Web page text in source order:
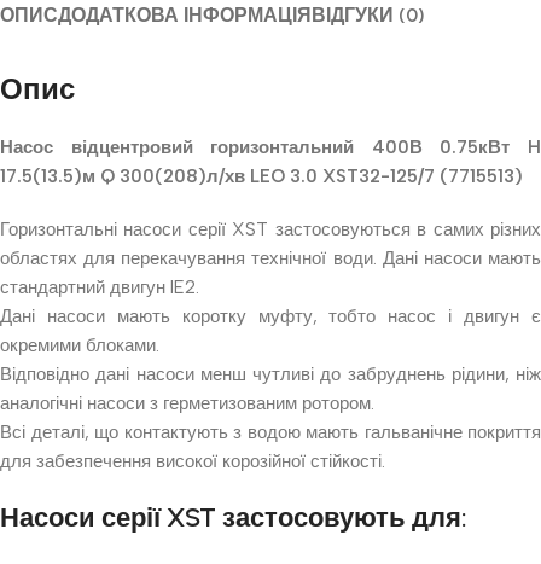
ОПИСДОДАТКОВА ІНФОРМАЦІЯВІДГУКИ (0)
Опис
Насос відцентровий горизонтальний 400В 0.75кВт H
17.5(13.5)м Q 300(208)л/хв LEO 3.0 XST32-125/7 (7715513)
Горизонтальні насоси серії XST застосовуються в самих різних
областях для перекачування технічної води. Дані насоси мають
стандартний двигун IE2.
Дані насоси мають коротку муфту, тобто насос і двигун є
окремими блоками.
Відповідно дані насоси менш чутливі до забруднень рідини, ніж
аналогічні насоси з герметизованим ротором.
Всі деталі, що контактують з водою мають гальванічне покриття
для забезпечення високої корозійної стійкості.
Насоси серії XST застосовують для: